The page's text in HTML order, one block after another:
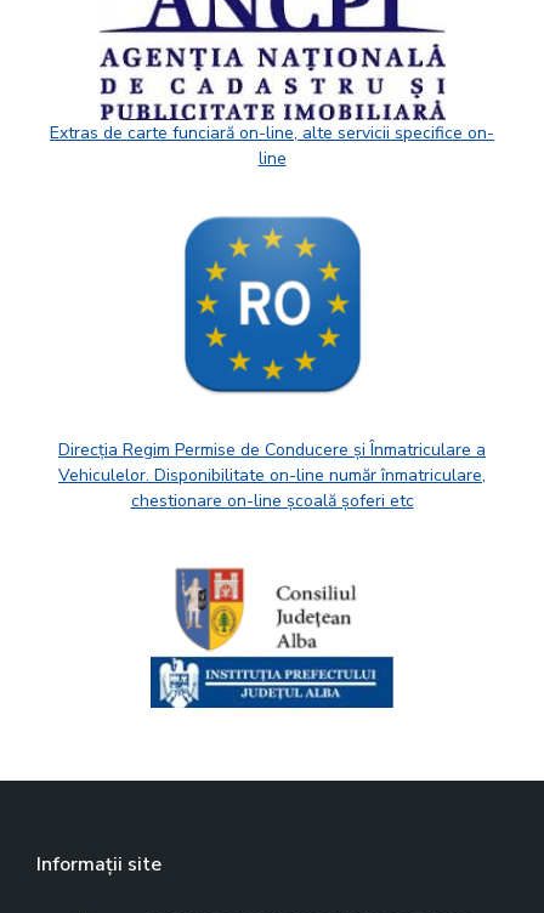
Extras de carte funciară on-line, alte servicii specifice on-
line
Direcția Regim Permise de Conducere și Înmatriculare a
Vehiculelor. Disponibilitate on-line număr înmatriculare,
chestionare on-line școală șoferi etc
Informații site